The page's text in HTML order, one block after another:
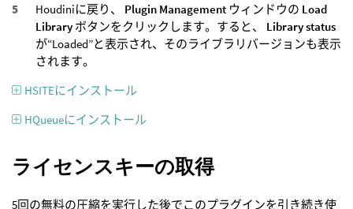
Houdiniに戻り、 Plugin Management ウィンドウの Load
Library ボタンをクリックします。すると、 Library status
が“Loaded”と表示され、そのライブラリバージョンも表示
されます。
HSITEにインストール
HQueueにインストール
ライセンスキーの取得
5回の無料の圧縮を実行した後でこのプラグインを引き続き使